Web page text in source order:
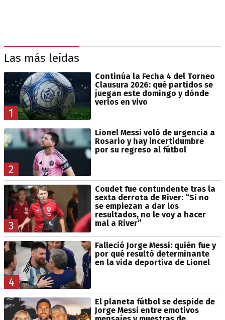
Las más leídas
1
Continúa la Fecha 4 del Torneo
Clausura 2026: qué partidos se
juegan este domingo y dónde
verlos en vivo
2
Lionel Messi voló de urgencia a
Rosario y hay incertidumbre
por su regreso al fútbol
3
Coudet fue contundente tras la
sexta derrota de River: “Si no
se empiezan a dar los
resultados, no le voy a hacer
mal a River”
4
Falleció Jorge Messi: quién fue y
por qué resultó determinante
en la vida deportiva de Lionel
El planeta fútbol se despide de
Jorge Messi entre emotivos